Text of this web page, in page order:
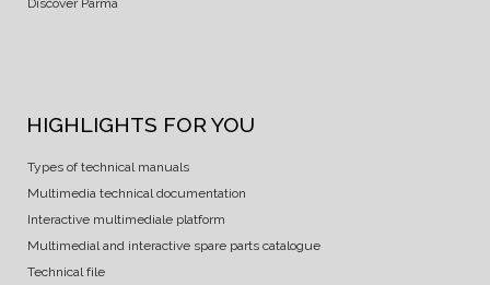
Discover Parma
HIGHLIGHTS FOR YOU
Types of technical manuals
Multimedia technical documentation
Interactive multimediale platform
Multimedial and interactive spare parts catalogue
Technical file